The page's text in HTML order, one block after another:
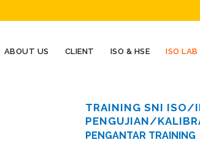
ABOUT US CLIENT ISO & HSE ISO LAB
TRAINING SNI ISO/
PENGUJIAN/
PENGANTAR TRAINING